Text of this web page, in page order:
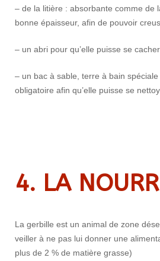
– de la litière : absorbante comme de
bonne épaisseur, afin de pouvoir
– un abri pour qu’elle puisse se
– un bac à sable, terre à bain
obligatoire afin qu’elle puisse se
4. LA
La gerbille est un animal de zone
veiller à ne pas lui donner une
plus de 2 % de matière grasse)